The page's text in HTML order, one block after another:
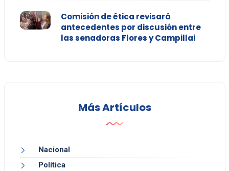
Comisión de ética revisará
antecedentes por discusión entre
las senadoras Flores y Campillai
Más Artículos
Nacional
Política